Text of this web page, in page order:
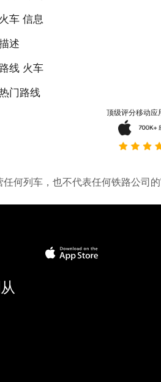
火车 信息
述
路线 火车
门路线
顶级评分移动应
何列车，也不代表任何铁路公司